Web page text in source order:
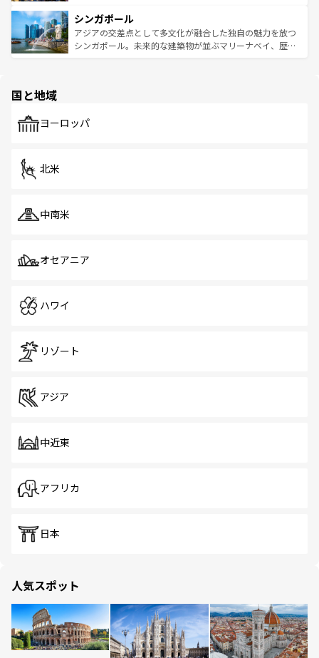
参照してほしい。
激する。気候は一年中温暖で、どの季節にも異なる楽しみ
が待っている。親しみやすいタイの人々、仏教を中心とし
た文化、そして多様な観光資源が、訪れる旅人を魅了し続
み、どこを訪れても感動するはず。観光スポットが密集し
ており、効率よく見どころを回れるのも魅力。息をのむよ
うな絶景から文化的な体験まで、香港を存分に楽しみ尽く
シンガポール
アジアの交差点として多文化が融合した独自の魅力を放つ
シンガポール。未来的な建築物が並ぶマリーナベイ、歴史
で、ホーカーズは地元の風情を楽しめる外せないスポット
国と地域
ヨーロッパ
北米
中南米
オセアニア
ハワイ
リゾート
アジア
中近東
アフリカ
日本
人気スポット